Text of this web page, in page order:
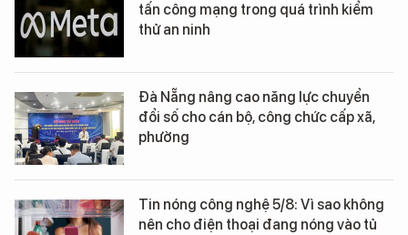
tấn công mạng trong quá trình kiểm
thử an ninh
Đà Nẵng nâng cao năng lực chuyển
đổi số cho cán bộ, công chức cấp xã,
phường
Tin nóng công nghệ 5/8: Vì sao không
nên cho điện thoại đang nóng vào tủ